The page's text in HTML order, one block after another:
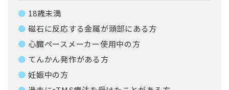
18歳未満
磁石に反応する金属が頭部にある方
心臓ペースメーカー使用中の方
てんかん発作がある方
妊娠中の方